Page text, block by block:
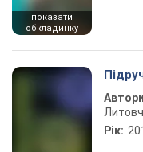
показати
обкладинку
Рік: